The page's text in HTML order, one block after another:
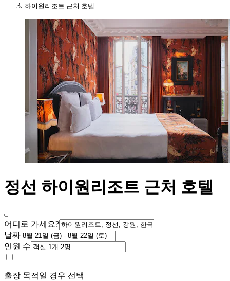
하이원리조트 근처 호텔
정선 하이원리조트 근처 호텔
어디로 가세요?
날짜
인원 수
출장 목적일 경우 선택